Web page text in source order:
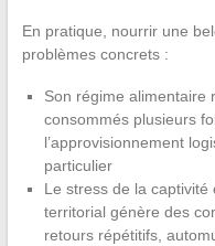
En pratique, nourrir une
problèmes concrets :
Son régime alimentaire
consommés plusieurs
l’approvisionnement
particulier
Le stress de la
territorial génère des
retours répétitifs,